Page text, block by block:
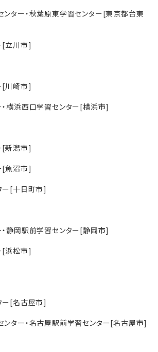
ター・秋葉原東学習センター[東京都台東
[立川市]
[川崎市]
横浜西口学習センター[横浜市]
[新潟市]
[魚沼市]
ー[十日町市]
静岡駅前学習センター[静岡市]
[浜松市]
ー[名古屋市]
ター・名古屋駅前学習センター[名古屋市]